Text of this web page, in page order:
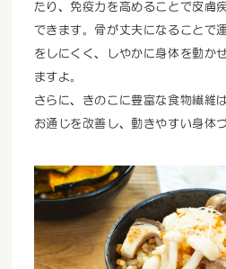
たり、免疫力を高めることで皮膚
できます。骨が丈夫になることで
をしにくく、しやかに身体を動か
ますよ。
さらに、きのこに豊富な食物繊維
お通じを改善し、動きやすい身体